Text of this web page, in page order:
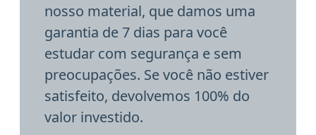
nosso material, que damos uma
garantia de 7 dias para você
estudar com segurança e sem
preocupações. Se você não estiver
satisfeito, devolvemos 100% do
valor investido.